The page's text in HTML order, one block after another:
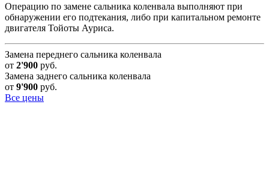
Операцию по замене сальника коленвала выполняют при
обнаружении его подтекания, либо при капитальном ремонте
двигателя Тойоты Ауриса.
Замена переднего сальника коленвала
от 2'900 руб.
Замена заднего сальника коленвала
от 9'900 руб.
Все цены